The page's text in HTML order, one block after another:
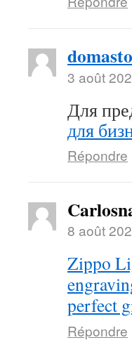
3 août
Для
для
Répondre
8 août
Zippo
perfect
Répondre